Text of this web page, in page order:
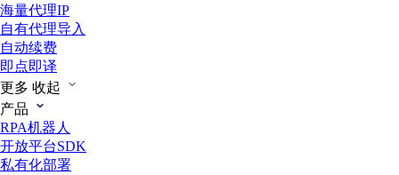
海量代理IP
自有代理导入
自动续费
即点即译
更多 收起
产品
RPA机器人
开放平台SDK
私有化部署